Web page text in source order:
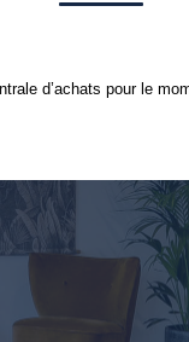
d’achats pour le